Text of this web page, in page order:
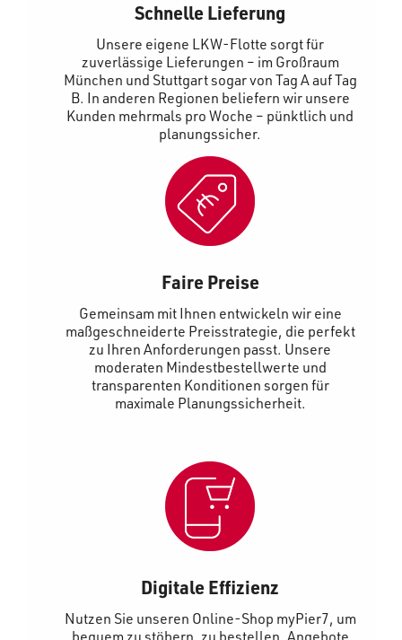
Schnelle Lieferung
Unsere eigene LKW-Flotte sorgt für
zuverlässige Lieferungen – im Großraum
München und Stuttgart sogar von Tag A auf Tag
B. In anderen Regionen beliefern wir unsere
Kunden mehrmals pro Woche – pünktlich und
planungssicher.
Faire Preise
Gemeinsam mit Ihnen entwickeln wir eine
maßgeschneiderte Preisstrategie, die perfekt
zu Ihren Anforderungen passt. Unsere
moderaten Mindestbestellwerte und
transparenten Konditionen sorgen für
maximale Planungssicherheit.
Digitale Effizienz
Nutzen Sie unseren Online-Shop myPier7, um
bequem zu stöbern, zu bestellen, Angebote